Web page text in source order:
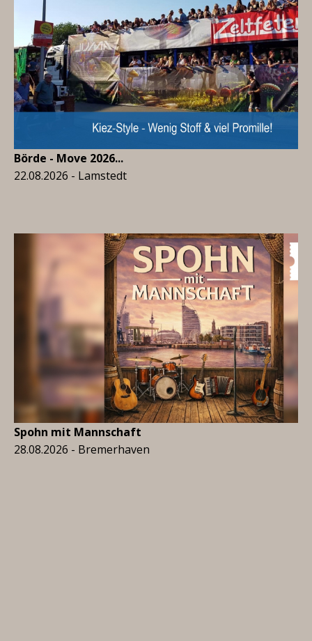
Börde - Move 2026...
22.08.2026 - Lamstedt
Spohn mit Mannschaft
28.08.2026 - Bremerhaven